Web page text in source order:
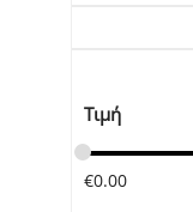
Τιμή
€0.00